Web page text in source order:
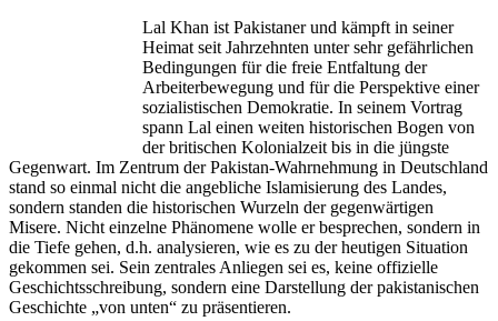
Lal Khan ist Pakistaner und kämpft in seiner
Heimat seit Jahrzehnten unter sehr gefährlichen
Bedingungen für die freie Entfaltung der
Arbeiterbewegung und für die Perspektive einer
sozialistischen Demokratie. In seinem Vortrag
spann Lal einen weiten historischen Bogen von
der britischen Kolonialzeit bis in die jüngste
Gegenwart. Im Zentrum der Pakistan-Wahrnehmung in Deutschland
stand so einmal nicht die angebliche Islamisierung des Landes,
sondern standen die historischen Wurzeln der gegenwärtigen
Misere. Nicht einzelne Phänomene wolle er besprechen, sondern in
die Tiefe gehen, d.h. analysieren, wie es zu der heutigen Situation
gekommen sei. Sein zentrales Anliegen sei es, keine offizielle
Geschichtsschreibung, sondern eine Darstellung der pakistanischen
Geschichte „von unten“ zu präsentieren.